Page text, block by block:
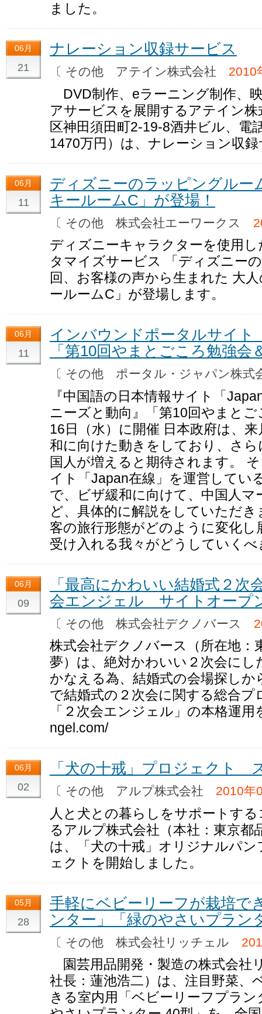
ました。
06月
21
ナレーション収録サービス
〔 その他 アテイン株式会社 2010
DVD制作、eラーニング制作、
アサービスを展開するアテイン
区神田須田町2-19-8酒井ビル、電
1470万円）は、ナレーション収
06月
11
ディズニーのラッピングルー
キールームC」が登場！
〔 その他 株式会社エーワークス
ディズニーキャラクターを使用
タマイズサービス 「ディズニー
回、お客様の声から生まれた 大
ールームC」が登場します。
06月
11
インバウンドポータルサイト
「第10回やまとごころ勉強会
〔 その他 ポータル・ジャパン株
『中国語の日本情報サイト「
ニーズと動向』「第10回やまと
16日（水）に開催 日本政府は、
和に向けた動きをしており、さ
国人が増えると期待されます。
イト「Japan在線」を運営してい
で、ビザ緩和に向けて、中国人
ど、具体的に解説をしていただ
客の旅行形態がどのように変化
受け入れる我々がどうしていく
06月
09
「最高にかわいい結婚式２次
会エンジェル サイトオープ
〔 その他 株式会社デクノバース
株式会社デクノバース（所在地
夢）は、絶対かわいい２次会に
かなえる為、結婚式の会場探し
で結婚式の２次会に関する総合
「２次会エンジェル」の本格運
ngel.com/
06月
02
「犬の十戒」プロジェクト
〔 その他 アルプ株式会社 2010年
人と犬との暮らしをサポートす
るアルプ株式会社（本社：東京
は、「犬の十戒」オリジナルパ
ェクトを開始しました。
05月
28
手軽にベビーリーフが栽培で
ンター」「緑のやさいプラン
〔 その他 株式会社リッチェル
園芸用品開発・製造の株式会社
社長：蓮池浩二）は、注目野菜、
きる室内用「ベビーリーフプラ